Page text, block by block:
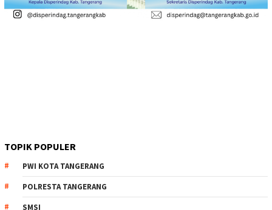
TOPIK POPULER
PWI KOTA TANGERANG
POLRESTA TANGERANG
SMSI